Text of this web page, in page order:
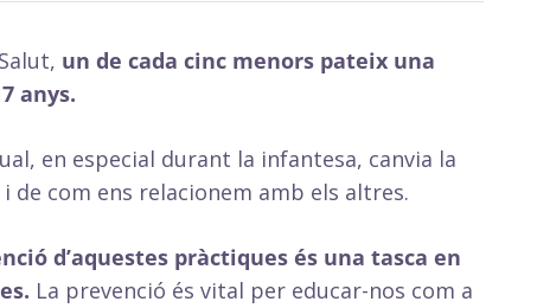
un de cada cinc menors pateix una
anys.
en especial durant la infantesa, canvia la
de com ens relacionem amb els altres.
d’aquestes pràctiques és una tasca en
La prevenció és vital per educar-nos com a